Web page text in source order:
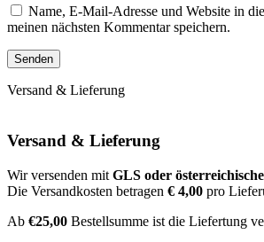
Name, E-Mail-Adresse und Website in
meinen nächsten Kommentar speichern.
Versand & Lieferung
Versand & Lieferung
Wir versenden mit GLS oder
Die Versandkosten betragen € 4,00 pro
Ab €25,00 Bestellsumme ist die Liefertung